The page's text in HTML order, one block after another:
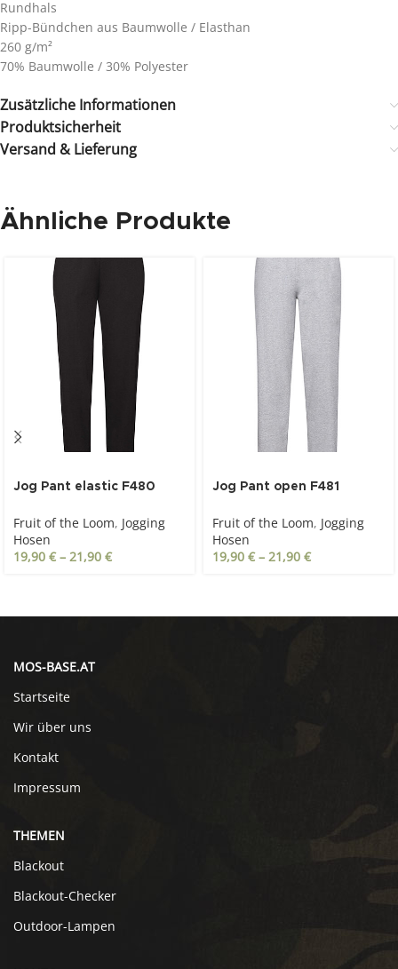
Rundhals
Ripp-Bündchen aus Baumwolle / Elasthan
260 g/m²
70% Baumwolle / 30% Polyester
Zusätzliche Informationen
Produktsicherheit
Versand & Lieferung
Ähnliche Produkte
Jog Pant elastic F480
Fruit of the Loom, Jogging
Hosen
19,90 €– 21,90 €
Jog Pant open F481
Fruit of the Loom, Jogging
Hosen
19,90 €– 21,90 €
MOS-BASE.AT
Startseite
Wir über uns
Kontakt
Impressum
THEMEN
Blackout
Blackout-Checker
Outdoor-Lampen